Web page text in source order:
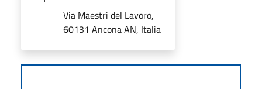
Via Maestri del Lavoro,
60131 Ancona AN, Italia